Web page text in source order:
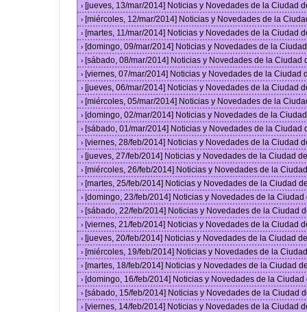
› [jueves, 13/mar/2014] Noticias y Novedades de la Ciudad
› [miércoles, 12/mar/2014] Noticias y Novedades de la
› [martes, 11/mar/2014] Noticias y Novedades de la Ciudad
› [domingo, 09/mar/2014] Noticias y Novedades de la
› [sábado, 08/mar/2014] Noticias y Novedades de la Ciudad
› [viernes, 07/mar/2014] Noticias y Novedades de la Ciudad
› [jueves, 06/mar/2014] Noticias y Novedades de la Ciudad
› [miércoles, 05/mar/2014] Noticias y Novedades de la
› [domingo, 02/mar/2014] Noticias y Novedades de la
› [sábado, 01/mar/2014] Noticias y Novedades de la Ciudad
› [viernes, 28/feb/2014] Noticias y Novedades de la Ciudad
› [jueves, 27/feb/2014] Noticias y Novedades de la Ciudad
› [miércoles, 26/feb/2014] Noticias y Novedades de la
› [martes, 25/feb/2014] Noticias y Novedades de la Ciudad
› [domingo, 23/feb/2014] Noticias y Novedades de la
› [sábado, 22/feb/2014] Noticias y Novedades de la Ciudad
› [viernes, 21/feb/2014] Noticias y Novedades de la Ciudad
› [jueves, 20/feb/2014] Noticias y Novedades de la Ciudad
› [miércoles, 19/feb/2014] Noticias y Novedades de la
› [martes, 18/feb/2014] Noticias y Novedades de la Ciudad
› [domingo, 16/feb/2014] Noticias y Novedades de la
› [sábado, 15/feb/2014] Noticias y Novedades de la Ciudad
› [viernes, 14/feb/2014] Noticias y Novedades de la Ciudad